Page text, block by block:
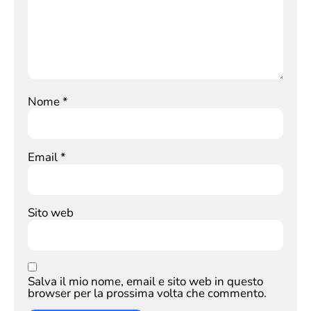
Nome*
Email*
Sito web
Salva il mio nome, email e sito web in questo
browser per la prossima volta che commento.